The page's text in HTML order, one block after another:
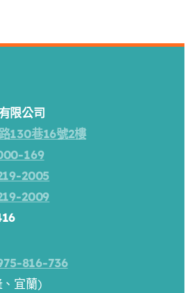
限公司
130巷16號2樓
169
2005
2009
816-736
宜蘭)